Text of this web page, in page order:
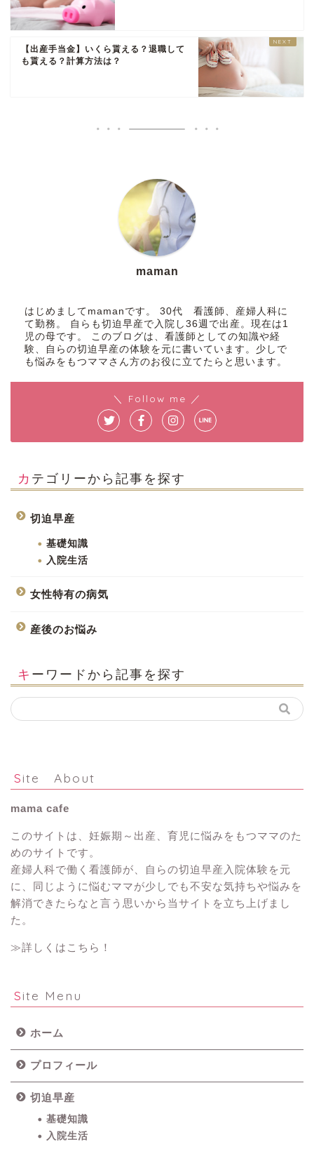
【出産手当金】いくら貰える？退職して
も貰える？計算方法は？
maman
はじめましてmamanです。 30代 看護師、産婦人科に
て勤務。 自らも切迫早産で入院し36週で出産。現在は1
児の母です。 このブログは、看護師としての知識や経
験、自らの切迫早産の体験を元に書いています。少しで
も悩みをもつママさん方のお役に立てたらと思います。
＼ Follow me ／
カテゴリーから記事を探す
切迫早産
基礎知識
入院生活
女性特有の病気
産後のお悩み
キーワードから記事を探す
Site About
mama cafe
このサイトは、妊娠期～出産、育児に悩みをもつママのた
めのサイトです。
産婦人科で働く看護師が、自らの切迫早産入院体験を元
に、同じように悩むママが少しでも不安な気持ちや悩みを
解消できたらなと言う思いから当サイトを立ち上げまし
た。
≫詳しくはこちら！
Site Menu
ホーム
プロフィール
切迫早産
基礎知識
入院生活